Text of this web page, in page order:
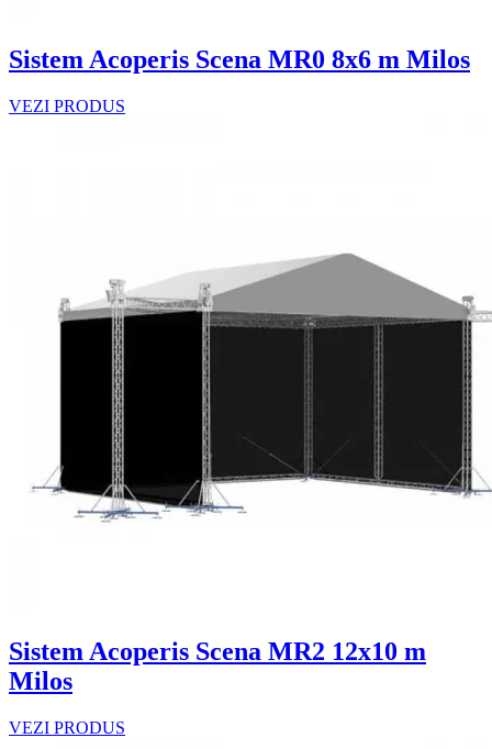
Sistem Acoperis Scena MR0 8x6 m Milos
VEZI PRODUS
Sistem Acoperis Scena MR2 12x10 m
Milos
VEZI PRODUS